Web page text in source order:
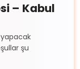
– Kabul
yapacak
şu